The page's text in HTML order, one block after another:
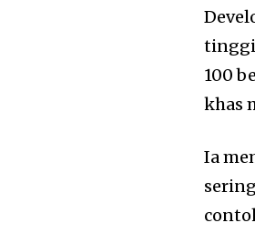
100
khas
Ia